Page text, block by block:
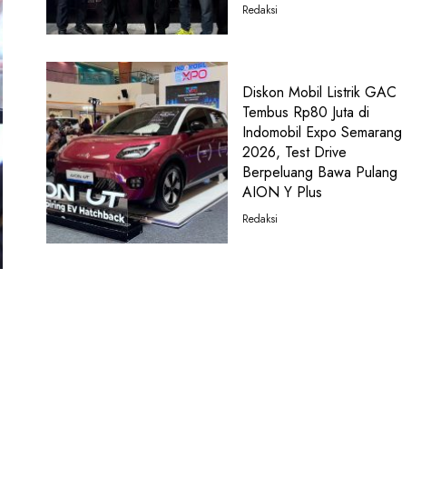
Redaksi
Diskon Mobil Listrik GAC
Tembus Rp80 Juta di
Indomobil Expo Semarang
2026, Test Drive
Berpeluang Bawa Pulang
AION Y Plus
Redaksi